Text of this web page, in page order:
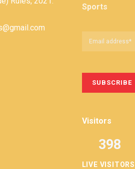
Sports
Visitors
LIVE VISITORS
398